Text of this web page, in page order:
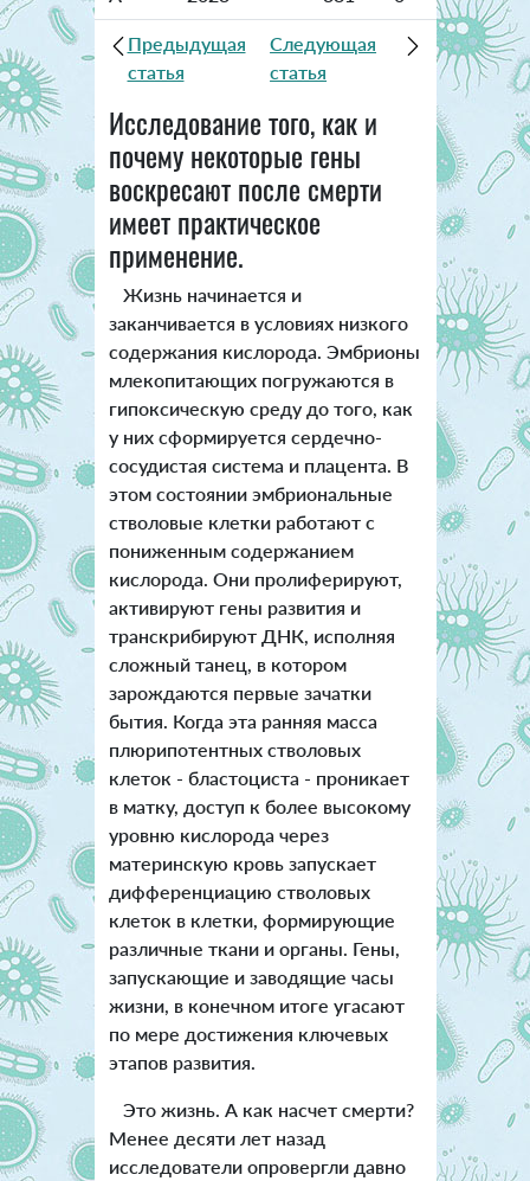
Предыдущая
статья
Следующая
статья
Исследование того, как и
почему некоторые гены
воскресают после смерти
имеет практическое
применение.
Жизнь начинается и
заканчивается в условиях низкого
содержания кислорода. Эмбрионы
млекопитающих погружаются в
гипоксическую среду до того, как
у них сформируется сердечно-
сосудистая система и плацента. В
этом состоянии эмбриональные
стволовые клетки работают с
пониженным содержанием
кислорода. Они пролиферируют,
активируют гены развития и
транскрибируют ДНК, исполняя
сложный танец, в котором
зарождаются первые зачатки
бытия. Когда эта ранняя масса
плюрипотентных стволовых
клеток - бластоциста - проникает
в матку, доступ к более высокому
уровню кислорода через
материнскую кровь запускает
дифференциацию стволовых
клеток в клетки, формирующие
различные ткани и органы. Гены,
запускающие и заводящие часы
жизни, в конечном итоге угасают
по мере достижения ключевых
этапов развития.
Это жизнь. А как насчет смерти?
Менее десяти лет назад
исследователи опровергли давно